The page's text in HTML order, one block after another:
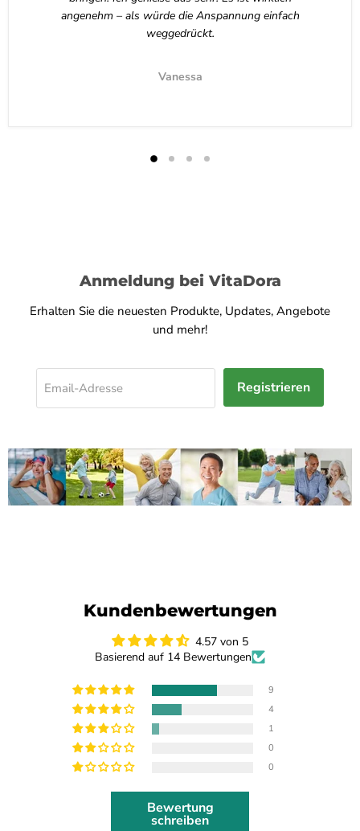
angenehm – als würde die Anspannung einfach
weggedrückt.
Vanessa
Anmeldung bei VitaDora
Erhalten Sie die neuesten Produkte, Updates, Angebote
und mehr!
Email-Adresse Registrieren
Kundenbewertungen
4.57 von 5
Basierend auf 14 Bewertungen
9
4
1
0
0
Bewertung
schreiben